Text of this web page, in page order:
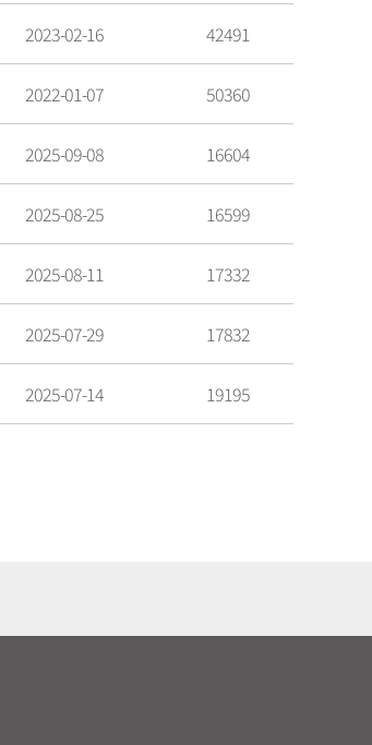
2023-02-16 42491
2022-01-07 50360
2025-09-08 16604
2025-08-25 16599
2025-08-11 17332
2025-07-29 17832
2025-07-14 19195